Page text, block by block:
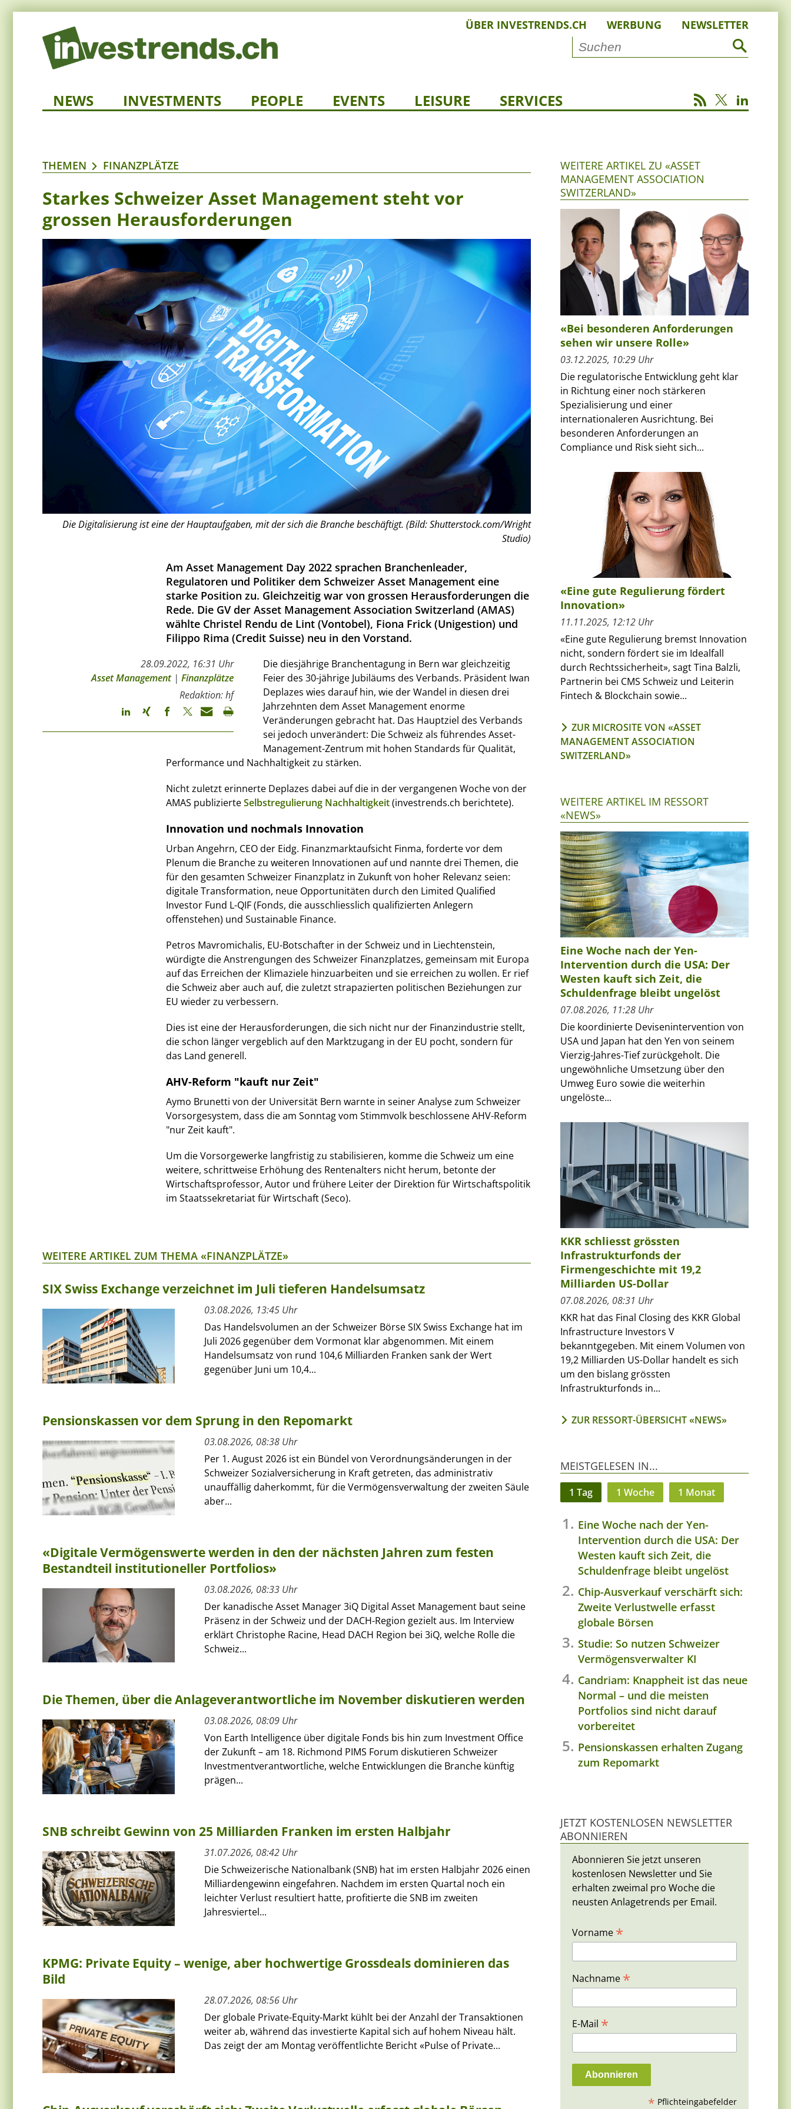
ÜBER INVESTRENDS.CH WERBUNG NEWSLETTER
NEWS INVESTMENTS PEOPLE EVENTS LEISURE SERVICES
THEMEN FINANZPLÄTZE
Starkes Schweizer Asset Management steht vor
grossen Herausforderungen
Die Digitalisierung ist eine der Hauptaufgaben, mit der sich die Branche beschäftigt. (Bild: Shutterstock.com/Wright
Studio)
Am Asset Management Day 2022 sprachen Branchenleader,
Regulatoren und Politiker dem Schweizer Asset Management eine
starke Position zu. Gleichzeitig war von grossen Herausforderungen die
Rede. Die GV der Asset Management Association Switzerland (AMAS)
wählte Christel Rendu de Lint (Vontobel), Fiona Frick (Unigestion) und
Filippo Rima (Credit Suisse) neu in den Vorstand.
28.09.2022, 16:31 Uhr
Asset Management| Finanzplätze
Redaktion: hf
Die diesjährige Branchentagung in Bern war gleichzeitig
Feier des 30-jährige Jubiläums des Verbands. Präsident Iwan
Deplazes wies darauf hin, wie der Wandel in diesen drei
Jahrzehnten dem Asset Management enorme
Veränderungen gebracht hat. Das Hauptziel des Verbands
sei jedoch unverändert: Die Schweiz als führendes Asset-
Management-Zentrum mit hohen Standards für Qualität,
Performance und Nachhaltigkeit zu stärken.
Nicht zuletzt erinnerte Deplazes dabei auf die in der vergangenen Woche von der
AMAS publizierteSelbstregulierung Nachhaltigkeit(investrends.ch berichtete).
Innovation und nochmals Innovation
Urban Angehrn, CEO der Eidg. Finanzmarktaufsicht Finma, forderte vor dem
Plenum die Branche zu weiteren Innovationen auf und nannte drei Themen, die
für den gesamten Schweizer Finanzplatz in Zukunft von hoher Relevanz seien:
digitale Transformation, neue Opportunitäten durch den Limited Qualified
Investor Fund L-QIF (Fonds, die ausschliesslich qualifizierten Anlegern
offenstehen) und Sustainable Finance.
Petros Mavromichalis, EU-Botschafter in der Schweiz und in Liechtenstein,
würdigte die Anstrengungen des Schweizer Finanzplatzes, gemeinsam mit Europa
auf das Erreichen der Klimaziele hinzuarbeiten und sie erreichen zu wollen. Er rief
die Schweiz aber auch auf, die zuletzt strapazierten politischen Beziehungen zur
EU wieder zu verbessern.
Dies ist eine der Herausforderungen, die sich nicht nur der Finanzindustrie stellt,
die schon länger vergeblich auf den Marktzugang in der EU pocht, sondern für
das Land generell.
AHV-Reform "kauft nur Zeit"
Aymo Brunetti von der Universität Bern warnte in seiner Analyse zum Schweizer
Vorsorgesystem, dass die am Sonntag vom Stimmvolk beschlossene AHV-Reform
"nur Zeit kauft".
Um die Vorsorgewerke langfristig zu stabilisieren, komme die Schweiz um eine
weitere, schrittweise Erhöhung des Rentenalters nicht herum, betonte der
Wirtschaftsprofessor, Autor und frühere Leiter der Direktion für Wirtschaftspolitik
im Staatssekretariat für Wirtschaft (Seco).
WEITERE ARTIKEL ZUM THEMA «FINANZPLÄTZE»
SIX Swiss Exchange verzeichnet im Juli tieferen Handelsumsatz
03.08.2026, 13:45 Uhr
Das Handelsvolumen an der Schweizer Börse SIX Swiss Exchange hat im
Juli 2026 gegenüber dem Vormonat klar abgenommen. Mit einem
Handelsumsatz von rund 104,6 Milliarden Franken sank der Wert
gegenüber Juni um 10,4...
Pensionskassen vor dem Sprung in den Repomarkt
03.08.2026, 08:38 Uhr
Per 1. August 2026 ist ein Bündel von Verordnungsänderungen in der
Schweizer Sozialversicherung in Kraft getreten, das administrativ
unauffällig daherkommt, für die Vermögensverwaltung der zweiten Säule
aber...
«Digitale Vermögenswerte werden in den der nächsten Jahren zum festen
Bestandteil institutioneller Portfolios»
03.08.2026, 08:33 Uhr
Der kanadische Asset Manager 3iQ Digital Asset Management baut seine
Präsenz in der Schweiz und der DACH-Region gezielt aus. Im Interview
erklärt Christophe Racine, Head DACH Region bei 3iQ, welche Rolle die
Schweiz...
Die Themen, über die Anlageverantwortliche im November diskutieren werden
03.08.2026, 08:09 Uhr
Von Earth Intelligence über digitale Fonds bis hin zum Investment Office
der Zukunft – am 18. Richmond PIMS Forum diskutieren Schweizer
Investmentverantwortliche, welche Entwicklungen die Branche künftig
prägen...
SNB schreibt Gewinn von 25 Milliarden Franken im ersten Halbjahr
31.07.2026, 08:42 Uhr
Die Schweizerische Nationalbank (SNB) hat im ersten Halbjahr 2026 einen
Milliardengewinn eingefahren. Nachdem im ersten Quartal noch ein
leichter Verlust resultiert hatte, profitierte die SNB im zweiten
Jahresviertel...
KPMG: Private Equity – wenige, aber hochwertige Grossdeals dominieren das
Bild
28.07.2026, 08:56 Uhr
Der globale Private-Equity-Markt kühlt bei der Anzahl der Transaktionen
weiter ab, während das investierte Kapital sich auf hohem Niveau hält.
Das zeigt der am Montag veröffentlichte Bericht «Pulse of Private...
WEITERE ARTIKEL ZU «ASSET
MANAGEMENT ASSOCIATION
SWITZERLAND»
«Bei besonderen Anforderungen
sehen wir unsere Rolle»
03.12.2025, 10:29 Uhr
Die regulatorische Entwicklung geht klar
in Richtung einer noch stärkeren
Spezialisierung und einer
internationaleren Ausrichtung. Bei
besonderen Anforderungen an
Compliance und Risk sieht sich...
«Eine gute Regulierung fördert
Innovation»
11.11.2025, 12:12 Uhr
«Eine gute Regulierung bremst Innovation
nicht, sondern fördert sie im Idealfall
durch Rechtssicherheit», sagt Tina Balzli,
Partnerin bei CMS Schweiz und Leiterin
Fintech & Blockchain sowie...
ZUR MICROSITE VON «ASSET
MANAGEMENT ASSOCIATION
SWITZERLAND»
WEITERE ARTIKEL IM RESSORT
«NEWS»
Eine Woche nach der Yen-
Intervention durch die USA: Der
Westen kauft sich Zeit, die
Schuldenfrage bleibt ungelöst
07.08.2026, 11:28 Uhr
Die koordinierte Devisenintervention von
USA und Japan hat den Yen von seinem
Vierzig-Jahres-Tief zurückgeholt. Die
ungewöhnliche Umsetzung über den
Umweg Euro sowie die weiterhin
ungelöste...
KKR schliesst grössten
Infrastrukturfonds der
Firmengeschichte mit 19,2
Milliarden US-Dollar
07.08.2026, 08:31 Uhr
KKR hat das Final Closing des KKR Global
Infrastructure Investors V
bekanntgegeben. Mit einem Volumen von
19,2 Milliarden US-Dollar handelt es sich
um den bislang grössten
Infrastrukturfonds in...
ZUR RESSORT-ÜBERSICHT «NEWS»
MEISTGELESEN IN...
1 Tag 1 Woche 1 Monat
Eine Woche nach der Yen-
Intervention durch die USA: Der
Westen kauft sich Zeit, die
Schuldenfrage bleibt ungelöst
Chip-Ausverkauf verschärft sich:
Zweite Verlustwelle erfasst
globale Börsen
Studie: So nutzen Schweizer
Vermögensverwalter KI
Candriam: Knappheit ist das neue
Normal – und die meisten
Portfolios sind nicht darauf
vorbereitet
Pensionskassen erhalten Zugang
zum Repomarkt
JETZT KOSTENLOSEN NEWSLETTER
ABONNIEREN
Abonnieren Sie jetzt unseren
kostenlosen Newsletter und Sie
erhalten zweimal pro Woche die
neusten Anlagetrends per Email.
Vorname *
Nachname *
E-Mail *
* Pflichteingabefelder